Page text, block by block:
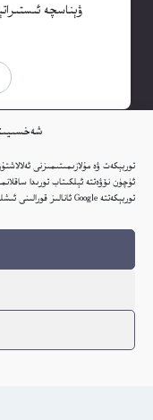
توربېكەت ۋە مۇلازىمىتىمىزنى
توربېكەتتە Google ئانالىز قورالىنى ئىشلىتىشىمىزگە قوشۇلغانلىقىڭىزنى بىلدۈرىدۇ. تەپسىلاتى:
ۋېناسچە